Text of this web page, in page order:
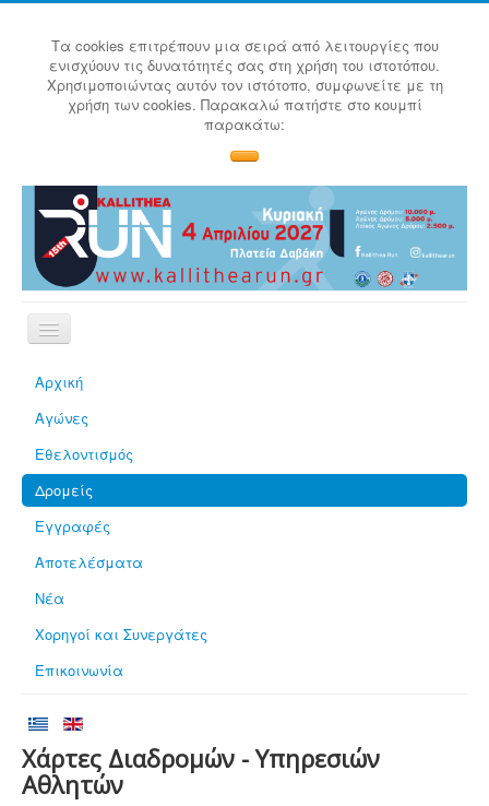
Τα cookies επιτρέπουν μια σειρά από λειτουργίες που
ενισχύουν τις δυνατότητές σας στη χρήση του ιστοτόπου.
Χρησιμοποιώντας αυτόν τον ιστότοπο, συμφωνείτε με τη
χρήση των cookies. Παρακαλώ πατήστε στο κουμπί
παρακάτω:
Αρχική
Αγώνες
Εθελοντισμός
Δρομείς
Εγγραφές
Αποτελέσματα
Νέα
Χορηγοί και Συνεργάτες
Επικοινωνία
Χάρτες Διαδρομών - Υπηρεσιών
Αθλητών